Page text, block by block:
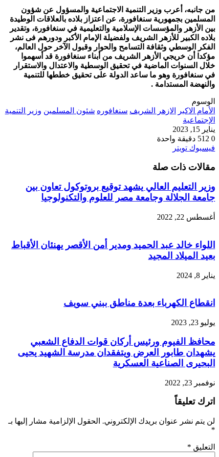
من جانبه، أعرب وزير التنمية الاجتماعية والمسؤول عن شؤون
المسلمين بجمهورية سنغافورة، عن اعتزاز بلاده بالعلاقات الوطيدة
بين الأزهر والمؤسسات الإسلامية والتعليمية في سنغافورة، وتقدير
بلاده الكبير للأزهر الشريف ولفضيلة الإمام الأكبر ودورهم فى نشر
الفكر الوسطي وثقافة التسامح والحوار وقبول الآخر حول العالم،
مؤكدا أن خريجي الأزهر الشريف من أبناء سنغافورة قد أسهموا
خلال السنوات الماضية في تحقيق الوسطية والاعتدال والاستقرار
في سنغافورة وهو ما ساعد الدولة على تحقيق خططها للتنمية
والنهضة المستدامة .
الوسوم
الأمام الاكبر
الازهر الشريف سنغافوره شئون المسلمين وزير التنمية
الإجتماعية
يناير 15, 2023
0
دقيقة واحدة
فيسبوك تويتر
البريد
مقالات ذات صلة
وزير التعليم العالي يشهد توقيع بروتوكول تعاون بين
جامعة الجلالة وجامعة مصر للعلوم والتكنولوجيا
أغسطس 22, 2022
اللواء خالد عبد الحميد ومدير أمن الأقصر يهنئان الأقباط
بعيد الميلاد المجيد
يناير 8, 2024
انقطاع الكهرباء بعدة مناطق ببني سويف
يوليو 23, 2023
محافظ الفيوم ورئيس أركان قوات الدفاع الشعبي
يشهدان طابور العرض ويتفقدان مدرسة الشهيد يحيى
البحيرى الصناعية العسكرية
نوفمبر 23, 2022
اترك تعليقاً
لن يتم نشر عنوان بريدك الإلكتروني. الحقول الإلزامية مشار إليها بـ
*
التعليق *